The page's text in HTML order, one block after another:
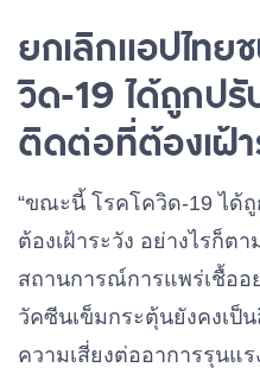
ยกเลิกแอปไทย
วิด-19ได้ถูกปรั
ติดต่อที่ต้องเฝ้า
“ขณะนี้ โรคโควิด-19 ได้
ต้องเฝ้าระวัง อย่างไรก็ตา
สถานการณ์การแพร่เชื้ออ
วัคซีนเข็มกระตุ้นยังคงเป็
ความเสี่ยงต่ออาการรุนแร